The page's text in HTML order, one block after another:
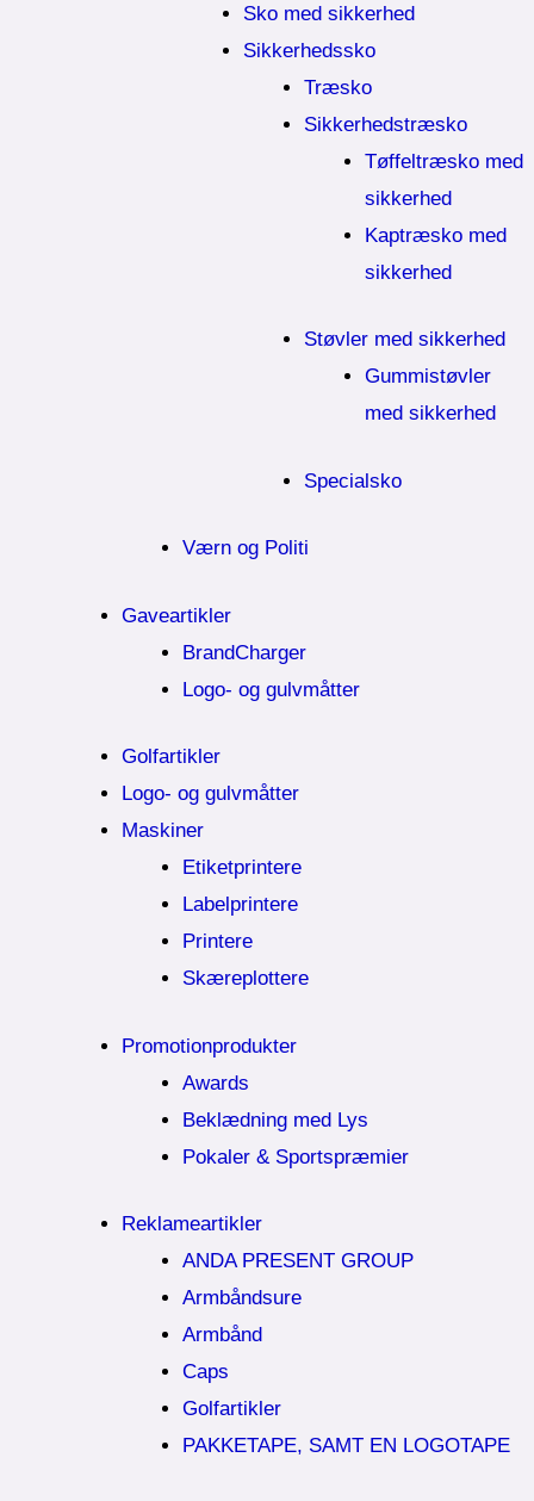
Sko med sikkerhed
Sikkerhedssko
Træsko
Sikkerhedstræsko
Tøffeltræsko med
sikkerhed
Kaptræsko med
sikkerhed
Støvler med sikkerhed
Gummistøvler
med sikkerhed
Specialsko
Værn og Politi
Gaveartikler
BrandCharger
Logo- og gulvmåtter
Golfartikler
Logo- og gulvmåtter
Maskiner
Etiketprintere
Labelprintere
Printere
Skæreplottere
Promotionprodukter
Awards
Beklædning med Lys
Pokaler & Sportspræmier
Reklameartikler
ANDA PRESENT GROUP
Armbåndsure
Armbånd
Caps
Golfartikler
PAKKETAPE, SAMT EN LOGOTAPE